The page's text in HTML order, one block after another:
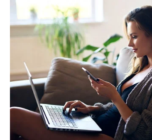
Za neke Ovnove ovo može biti mesec u
potpuno novo profesionalno poglavlje
godinama.
DUŠA PRONALAZI
DUGO TRAŽILA
Jedna od najlepših stvari koje vam jul
unutrašnji mir. Posle brojnih životnih
teških odluka, konačno dolazi vreme